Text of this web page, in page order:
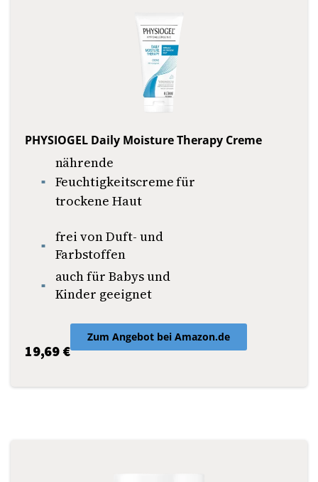
PHYSIOGEL Daily Moisture Therapy Creme
nährende
Feuchtigkeitscreme für
trockene Haut
frei von Duft- und
Farbstoffen
auch für Babys und
Kinder geeignet
19,69 €
Zum Angebot bei Amazon.de